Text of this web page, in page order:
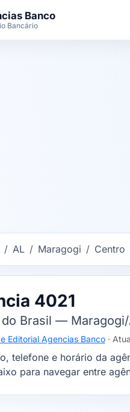
Banco
Bancário
AL Maragogi Centro
4021
do Brasil —
Editorial Agencias Banco·
telefone e horário da
para navegar entre